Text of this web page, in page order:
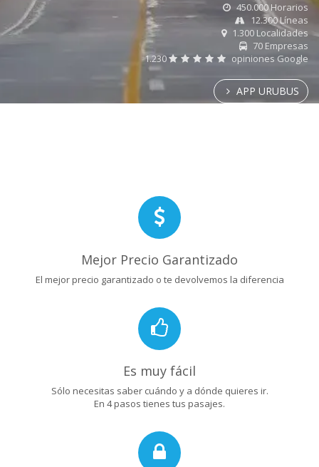
450.000 Horarios
12.300 Líneas
1.300 Localidades
70 Empresas
1.230
opiniones Google
APP URUBUS
Mejor Precio Garantizado
El mejor precio garantizado o te devolvemos la diferencia
Es muy fácil
Sólo necesitas saber cuándo y a dónde quieres ir.
En 4 pasos tienes tus pasajes.